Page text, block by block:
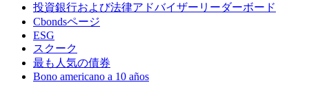
投資銀行および法律アドバイザーリーダーボード
Cbondsページ
ESG
スクーク
最も人気の債券
Bono americano a 10 años